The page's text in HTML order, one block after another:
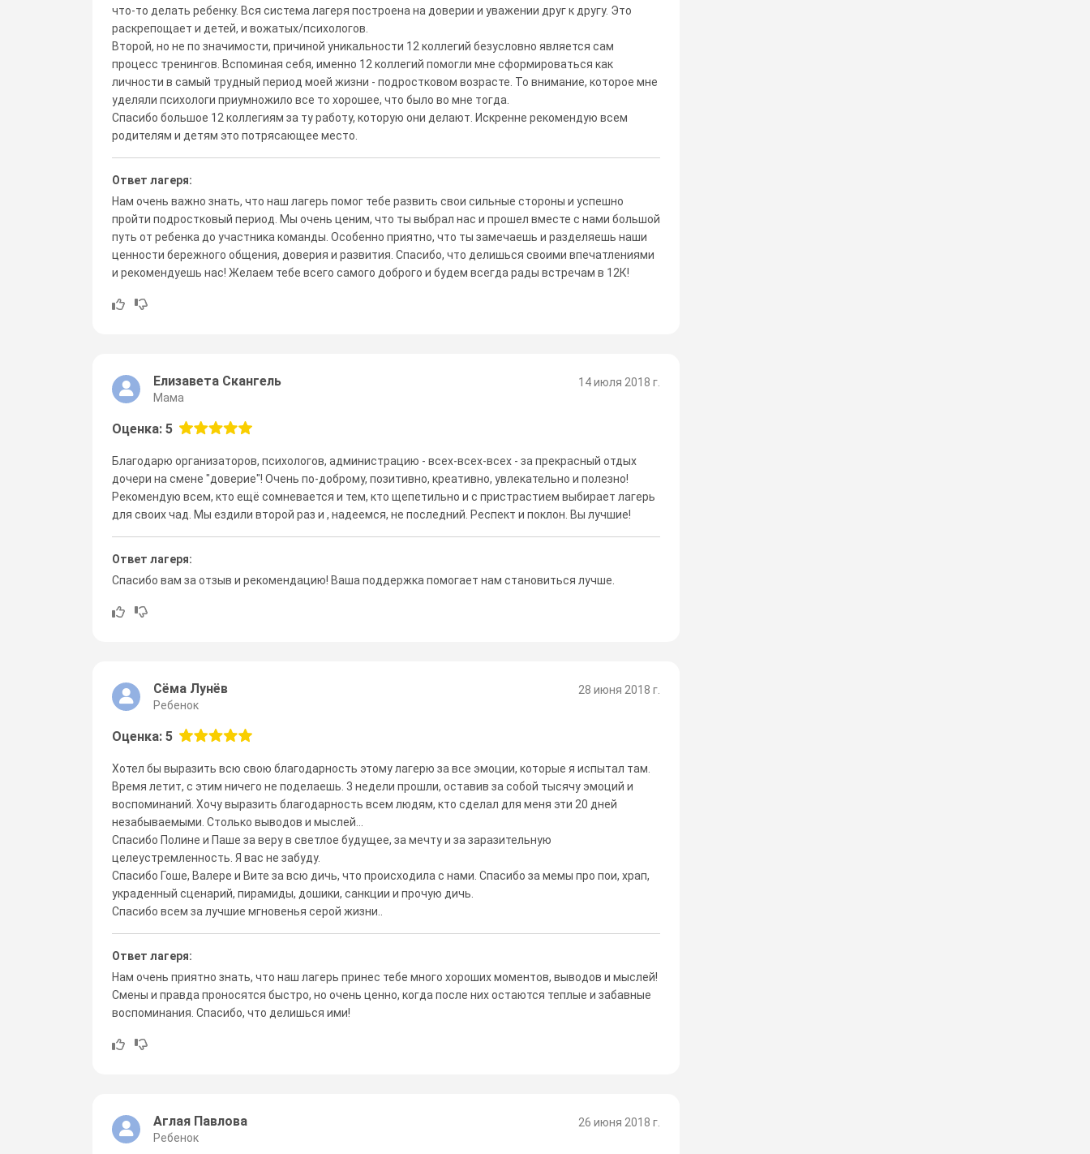
что-то делать ребенку. Вся система лагеря построена на доверии и уважении друг к другу. Это
раскрепощает и детей, и вожатых/психологов.
Второй, но не по значимости, причиной уникальности 12 коллегий безусловно является сам
процесс тренингов. Вспоминая себя, именно 12 коллегий помогли мне сформироваться как
личности в самый трудный период моей жизни - подростковом возрасте. То внимание, которое мне
уделяли психологи приумножило все то хорошее, что было во мне тогда.
Спасибо большое 12 коллегиям за ту работу, которую они делают. Искренне рекомендую всем
родителям и детям это потрясающее место.
Ответ лагеря:
Нам очень важно знать, что наш лагерь помог тебе развить свои сильные стороны и успешно
пройти подростковый период. Мы очень ценим, что ты выбрал нас и прошел вместе с нами большой
путь от ребенка до участника команды. Особенно приятно, что ты замечаешь и разделяешь наши
ценности бережного общения, доверия и развития. Спасибо, что делишься своими впечатлениями
и рекомендуешь нас! Желаем тебе всего самого доброго и будем всегда рады встречам в 12К!
14 июля 2018 г.
Елизавета Скангель
Мама
Оценка: 5
Благодарю организаторов, психологов, администрацию - всех-всех-всех - за прекрасный отдых
дочери на смене "доверие"! Очень по-доброму, позитивно, креативно, увлекательно и полезно!
Рекомендую всем, кто ещё сомневается и тем, кто щепетильно и с пристрастием выбирает лагерь
для своих чад. Мы ездили второй раз и , надеемся, не последний. Респект и поклон. Вы лучшие!
Ответ лагеря:
Спасибо вам за отзыв и рекомендацию! Ваша поддержка помогает нам становиться лучше.
28 июня 2018 г.
Сёма Лунёв
Ребенок
Оценка: 5
Хотел бы выразить всю свою благодарность этому лагерю за все эмоции, которые я испытал там.
Время летит, с этим ничего не поделаешь. 3 недели прошли, оставив за собой тысячу эмоций и
воспоминаний. Хочу выразить благодарность всем людям, кто сделал для меня эти 20 дней
незабываемыми. Столько выводов и мыслей...
Спасибо Полине и Паше за веру в светлое будущее, за мечту и за заразительную
целеустремленность. Я вас не забуду.
Спасибо Гоше, Валере и Вите за всю дичь, что происходила с нами. Спасибо за мемы про пои, храп,
украденный сценарий, пирамиды, дошики, санкции и прочую дичь.
Спасибо всем за лучшие мгновенья серой жизни..
Ответ лагеря:
Нам очень приятно знать, что наш лагерь принес тебе много хороших моментов, выводов и мыслей!
Смены и правда проносятся быстро, но очень ценно, когда после них остаются теплые и забавные
воспоминания. Спасибо, что делишься ими!
26 июня 2018 г.
Аглая Павлова
Ребенок